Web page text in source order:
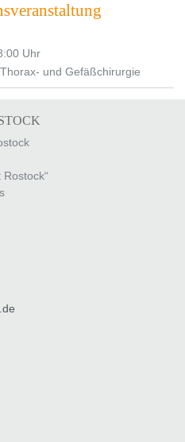
Uhr
und Gefäßchirurgie
de